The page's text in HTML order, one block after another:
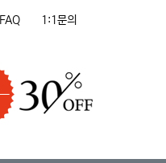
FAQ 1:1문의